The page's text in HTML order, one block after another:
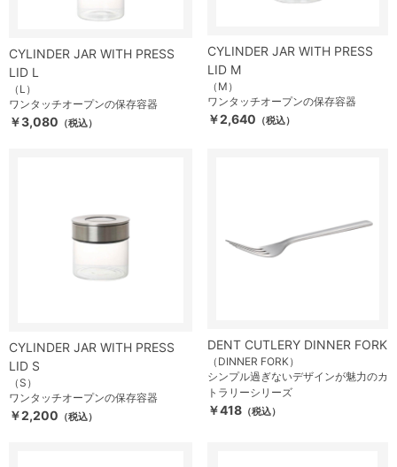
CYLINDER JAR WITH PRESS
LID L
（L）
ワンタッチオープンの保存容器
￥3,080 （税込）
CYLINDER JAR WITH PRESS
LID M
（M）
ワンタッチオープンの保存容器
￥2,640 （税込）
CYLINDER JAR WITH PRESS
LID S
（S）
ワンタッチオープンの保存容器
￥2,200 （税込）
DENT CUTLERY DINNER FORK
（DINNER FORK）
シンプル過ぎないデザインが魅力のカ
トラリーシリーズ
￥418 （税込）